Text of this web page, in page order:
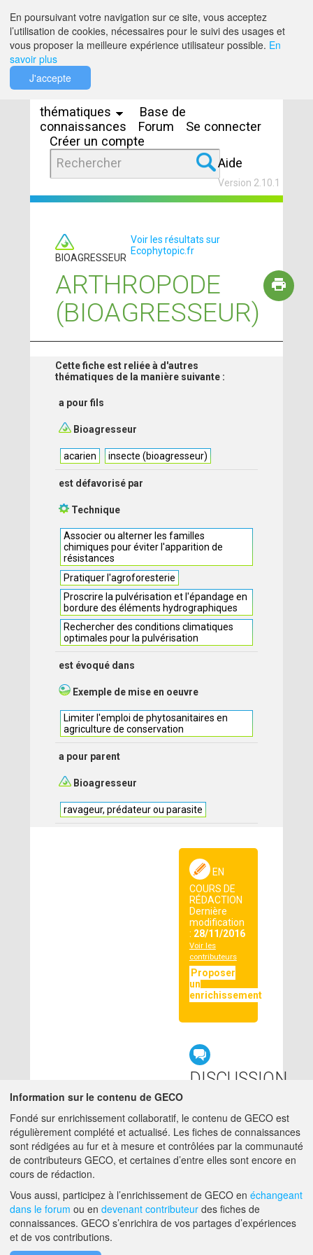
thématiques
Base de
connaissances
Forum
Se connecter
Créer un compte
Aide
Version 2.10.1
BIOAGRESSEUR
Voir les résultats sur
Ecophytopic.fr
ARTHROPODE
(BIOAGRESSEUR)
Cette fiche est reliée à d'autres
thématiques de la manière suivante :
a pour fils
Bioagresseur
acarien insecte (bioagresseur)
est défavorisé par
Technique
Associer ou alterner les familles
chimiques pour éviter l'apparition de
résistances
Pratiquer l'agroforesterie
Proscrire la pulvérisation et l'épandage en
bordure des éléments hydrographiques
Rechercher des conditions climatiques
optimales pour la pulvérisation
est évoqué dans
Exemple de mise en oeuvre
Limiter l'emploi de phytosanitaires en
agriculture de conservation
a pour parent
Bioagresseur
ravageur, prédateur ou parasite
EN
COURS DE
RÉDACTION
Dernière
modification
: 28/11/2016
Voir les
contributeurs
Proposer
un
enrichissement
DISCUSSION
null
A PROPOS DE GECO AIDE
F.A.Q.
En poursuivant votre navigation sur ce site, vous acceptez
l’utilisation de cookies, nécessaires pour le suivi des usages et
vous proposer la meilleure expérience utilisateur possible. En
savoir plus
J'accepte
Information sur le contenu de GECO
Fondé sur enrichissement collaboratif, le contenu de GECO est
régulièrement complété et actualisé. Les fiches de connaissances
sont rédigées au fur et à mesure et contrôlées par la communauté
de contributeurs GECO, et certaines d’entre elles sont encore en
cours de rédaction.
Vous aussi, participez à l’enrichissement de GECO en échangeant
dans le forum ou en devenant contributeur des fiches de
connaissances. GECO s’enrichira de vos partages d’expériences
et de vos contributions.